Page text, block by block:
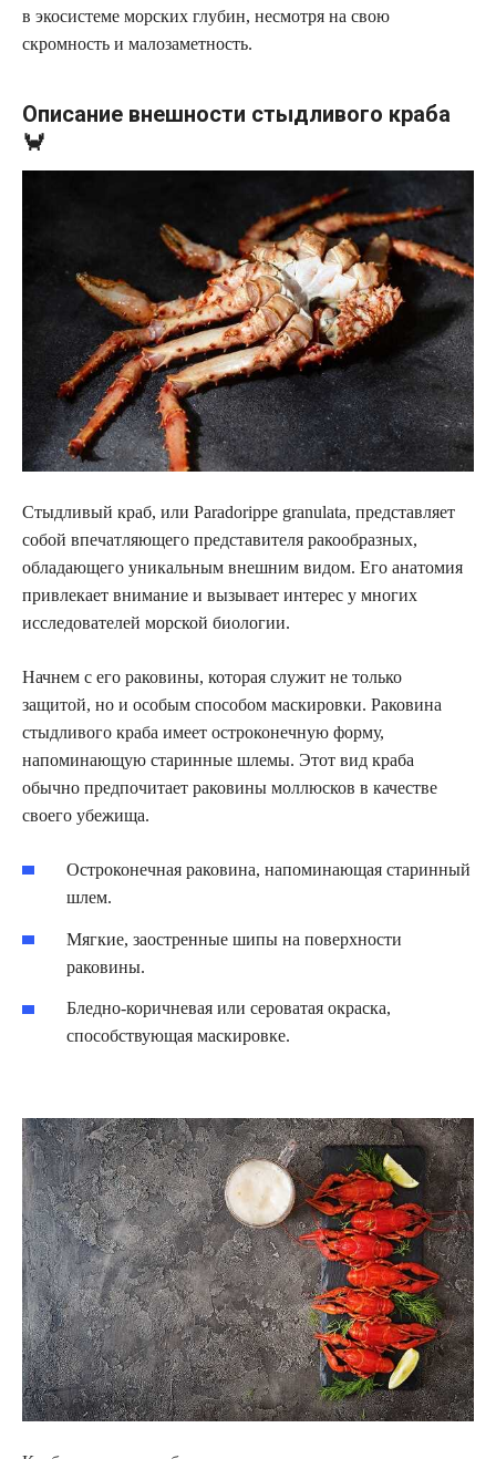
в экосистеме морских глубин, несмотря на свою
скромность и малозаметность.
Описание внешности стыдливого краба
🦀
Стыдливый краб, или Paradorippe granulata, представляет
собой впечатляющего представителя ракообразных,
обладающего уникальным внешним видом. Его анатомия
привлекает внимание и вызывает интерес у многих
исследователей морской биологии.
Начнем с его раковины, которая служит не только
защитой, но и особым способом маскировки. Раковина
стыдливого краба имеет остроконечную форму,
напоминающую старинные шлемы. Этот вид краба
обычно предпочитает раковины моллюсков в качестве
своего убежища.
Остроконечная раковина, напоминающая старинный
шлем.
Мягкие, заостренные шипы на поверхности
раковины.
Бледно-коричневая или сероватая окраска,
способствующая маскировке.